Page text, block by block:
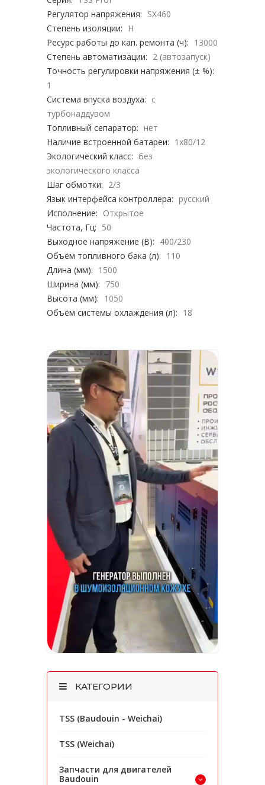
Регулятор напряжения: SX460
Степень изоляции:
H
Ресурс работы до кап. ремонта (ч): 13000
Степень автоматизации: 2 (автозапуск)
Точность регулировки напряжения (± %):
1
Система впуска воздуха: с
турбонаддувом
Топливный сепаратор: нет
Наличие встроенной батареи: 1х80/12
Экологический класс: без
экологического класса
Шаг обмотки: 2/3
Язык интерфейса контроллера: русский
Исполнение: Открытое
Частота, Гц: 50
Выходное напряжение (В): 400/230
Объём топливного бака (л): 110
Длина (мм): 1500
Ширина (мм): 750
Высота (мм): 1050
Объём системы охлаждения (л): 18
КАТЕГОРИИ
TSS (Baudouin - Weichai)
TSS (Weichai)
Запчасти для двигателей
Baudouin